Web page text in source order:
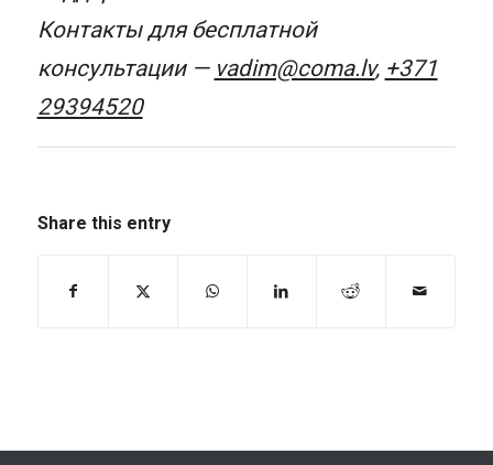
Контакты для бесплатной
консультации — vadim@coma.lv, +371
29394520
Share this entry